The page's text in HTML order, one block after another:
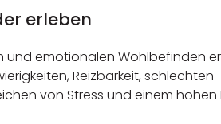
erleben
und emotionalen Wohlbefinden
Reizbarkeit, schlechten
von Stress und einem hohen